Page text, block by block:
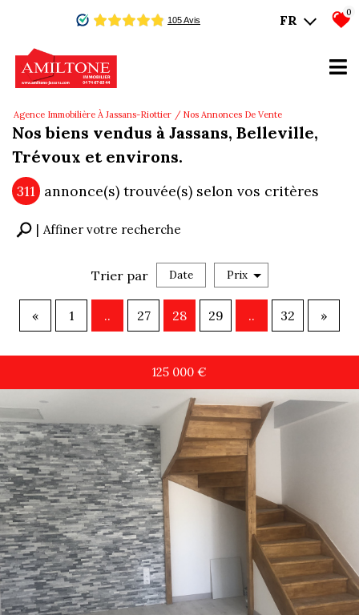
FR
0
Agence Immobilière À Jassans-Riottier Nos Annonces De Vente
Nos biens vendus à Jassans, Belleville,
Trévoux et environs.
311 annonce(s) trouvée(s) selon vos critères
Affiner votre recherche
Vente
Recherche
+ de critères +
Trier par Date Prix
« 1 .. 27 28 29 .. 32 »
125 000 €